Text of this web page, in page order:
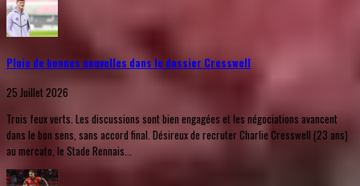
Pluie de bonnes nouvelles dans le dossier Cresswell
25 Juillet 2026
Trois feux verts. Les discussions sont bien engagées et les négociations avancent
dans le bon sens, sans accord final. Désireux de recruter Charlie Cresswell (23 ans)
au mercato, le Stade Rennais...